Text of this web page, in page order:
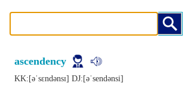
ascendency
KK:[ǝˈsɛndǝnsɪ] DJ:[ǝˈsеndǝnsi]